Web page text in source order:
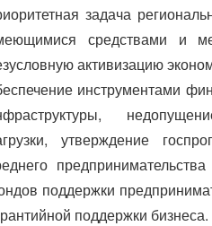
задача
средствами и
активизацию
инструментами
утверждение
поддержки
поддержки бизнеса.